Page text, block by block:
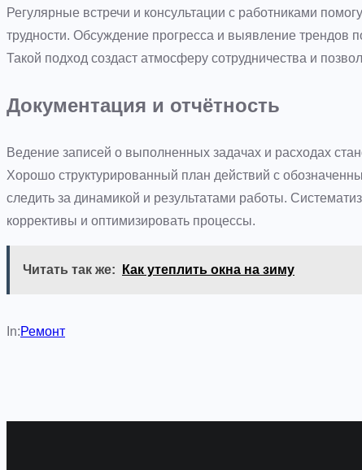
Регулярные встречи и консультации с работниками
трудности. Обсуждение прогресса и выявление трендов
Такой подход создаст атмосферу сотрудничества и
Документация и отчётность
Ведение записей о выполненных задачах и расходах
Хорошо структурированный план действий с
следить за динамикой и результатами работы.
коррективы и оптимизировать процессы.
Читать так же: Как утеплить окна на зиму
In:Ремонт